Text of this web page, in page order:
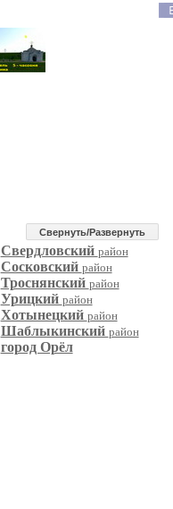
Cвернуть/Развернуть
Свердловский район
Сосковский район
Троснянский район
Урицкий район
Хотынецкий район
Шаблыкинский район
город Орёл